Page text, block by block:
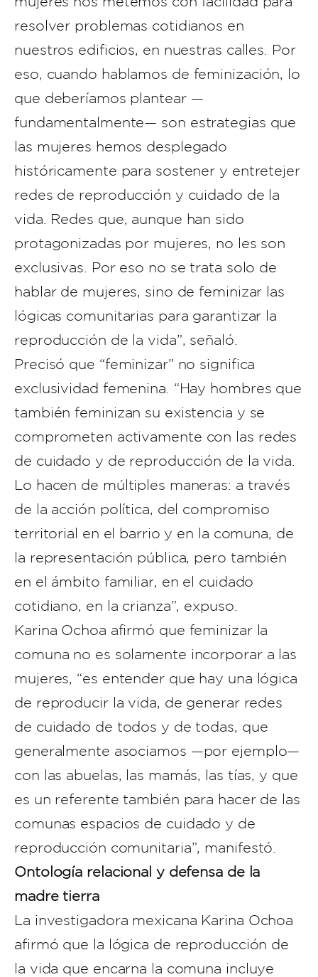
resolver problemas cotidianos en
nuestros edificios, en nuestras calles. Por
eso, cuando hablamos de feminización, lo
que deberíamos plantear —
fundamentalmente— son estrategias que
las mujeres hemos desplegado
históricamente para sostener y entretejer
redes de reproducción y cuidado de la
vida. Redes que, aunque han sido
protagonizadas por mujeres, no les son
exclusivas. Por eso no se trata solo de
hablar de mujeres, sino de feminizar las
lógicas comunitarias para garantizar la
reproducción de la vida”, señaló.
Precisó que “feminizar” no significa
exclusividad femenina. “Hay hombres que
también feminizan su existencia y se
comprometen activamente con las redes
de cuidado y de reproducción de la vida.
Lo hacen de múltiples maneras: a través
de la acción política, del compromiso
territorial en el barrio y en la comuna, de
la representación pública, pero también
en el ámbito familiar, en el cuidado
cotidiano, en la crianza”, expuso.
Karina Ochoa afirmó que feminizar la
comuna no es solamente incorporar a las
mujeres, “es entender que hay una lógica
de reproducir la vida, de generar redes
de cuidado de todos y de todas, que
generalmente asociamos —por ejemplo—
con las abuelas, las mamás, las tías, y que
es un referente también para hacer de las
comunas espacios de cuidado y de
reproducción comunitaria”, manifestó.
Ontología relacional y defensa de la
madre tierra
La investigadora mexicana Karina Ochoa
afirmó que la lógica de reproducción de
la vida que encarna la comuna incluye